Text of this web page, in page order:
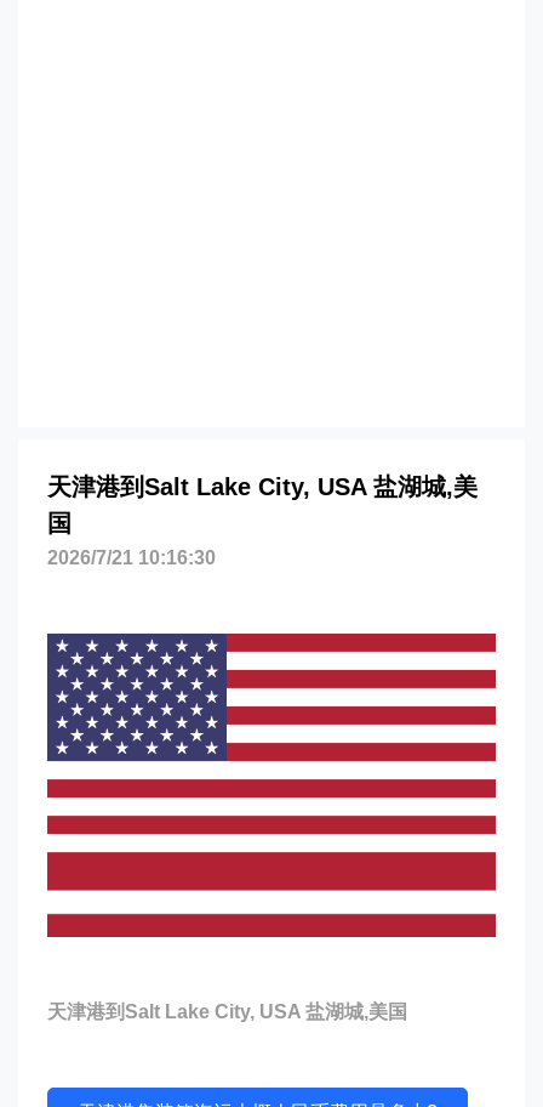
天津港到Salt Lake City, USA 盐湖城,美
国
2026/7/21 10:16:30
天津港到Salt Lake City, USA 盐湖城,美国